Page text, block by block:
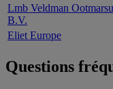
Lmb Veldman
B.V.
Eliet Europe
Questions